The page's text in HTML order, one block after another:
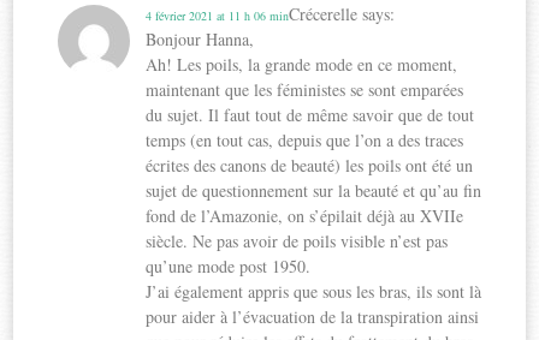
Crécerelle says:
4 février 2021 at 11 h 06 min
Bonjour Hanna,
Ah! Les poils, la grande mode en ce moment,
maintenant que les féministes se sont emparées
du sujet. Il faut tout de même savoir que de tout
temps (en tout cas, depuis que l’on a des traces
écrites des canons de beauté) les poils ont été un
sujet de questionnement sur la beauté et qu’au fin
fond de l’Amazonie, on s’épilait déjà au XVIIe
siècle. Ne pas avoir de poils visible n’est pas
qu’une mode post 1950.
J’ai également appris que sous les bras, ils sont là
pour aider à l’évacuation de la transpiration ainsi